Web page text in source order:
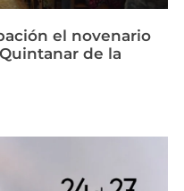
el novenario
de la